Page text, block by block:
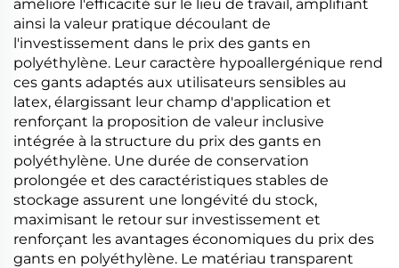
améliore l'efficacité sur le lieu de travail, amplifiant
ainsi la valeur pratique découlant de
l'investissement dans le prix des gants en
polyéthylène. Leur caractère hypoallergénique rend
ces gants adaptés aux utilisateurs sensibles au
latex, élargissant leur champ d'application et
renforçant la proposition de valeur inclusive
intégrée à la structure du prix des gants en
polyéthylène. Une durée de conservation
prolongée et des caractéristiques stables de
stockage assurent une longévité du stock,
maximisant le retour sur investissement et
renforçant les avantages économiques du prix des
gants en polyéthylène. Le matériau transparent